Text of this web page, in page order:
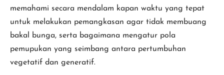
memahami secara mendalam kapan waktu yang tepat
untuk melakukan pemangkasan agar tidak membuang
bakal bunga, serta bagaimana mengatur pola
pemupukan yang seimbang antara pertumbuhan
vegetatif dan generatif.